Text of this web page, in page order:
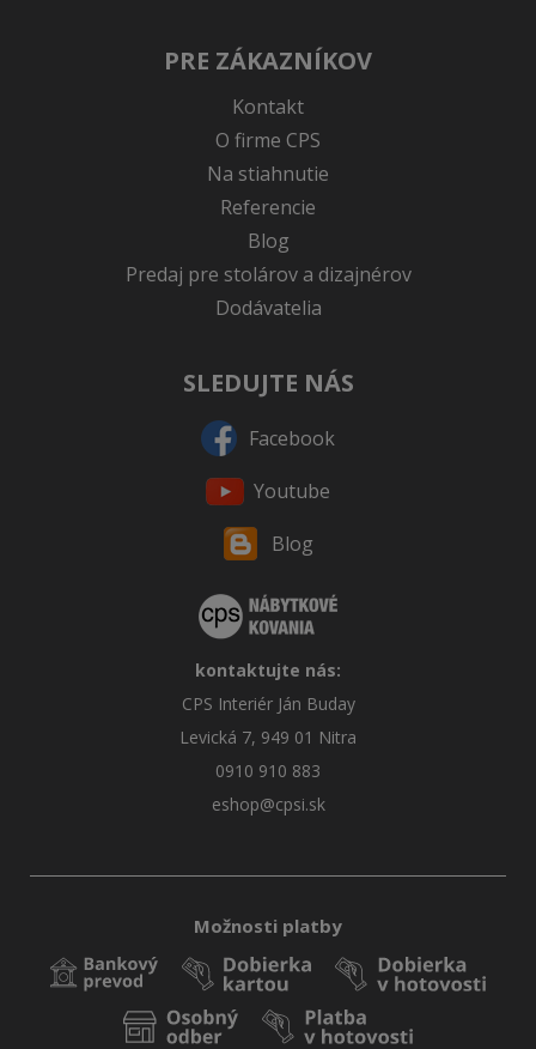
PRE ZÁKAZNÍKOV
Kontakt
O firme CPS
Na stiahnutie
Referencie
Blog
Predaj pre stolárov a dizajnérov
Dodávatelia
SLEDUJTE NÁS
Facebook
Youtube
Blog
kontaktujte nás:
CPS Interiér Ján Buday
Levická 7, 949 01 Nitra
0910 910 883
eshop@cpsi.sk
Možnosti platby